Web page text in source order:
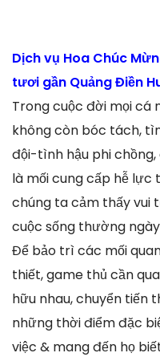
Dịch vụ Hoa Chúc
tươi gần Quảng Điền
Trong cuộc đời mọi cá
không còn bóc tách,
đội-tình hậu phi
là mối cung cấp hễ lực
chúng ta cảm thấy vui
cuộc sống thường
Để bảo trì các mối
thiết, game thủ cần
hữu nhau, chuyển tiến
những thời điểm đặc
việc & mang đến họ